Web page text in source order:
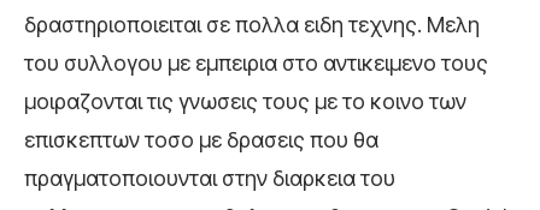
δραστηριοποιειται σε πολλα ειδη τεχνης. Μελη
του συλλογου με εμπειρια στο αντικειμενο τους
μοιραζονται τις γνωσεις τους με το κοινο των
επισκεπτων τοσο με δρασεις που θα
πραγματοποιουνται στην διαρκεια του